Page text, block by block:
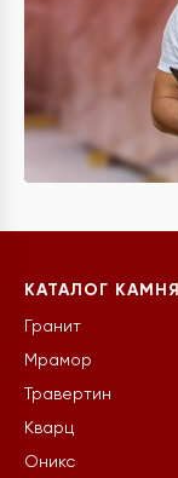
КАТАЛОГ КАМНЯ
Гранит
Мрамор
Травертин
Кварц
Оникс